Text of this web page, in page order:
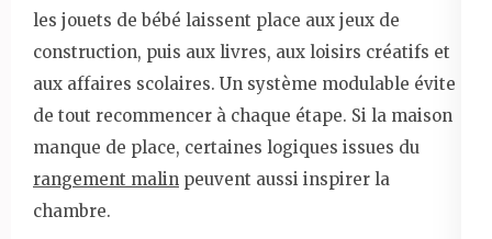
les jouets de bébé laissent place aux jeux de
construction, puis aux livres, aux loisirs créatifs et
aux affaires scolaires. Un système modulable évite
de tout recommencer à chaque étape. Si la maison
manque de place, certaines logiques issues du
rangement malin peuvent aussi inspirer la
chambre.